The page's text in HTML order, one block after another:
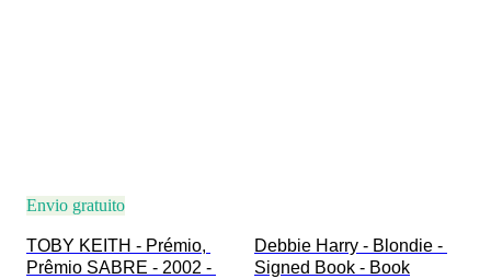
Envio gratuito
TOBY KEITH - Prémio,
Prêmio SABRE - 2002 -
Debbie Harry - Blondie -
Signed Book - Book